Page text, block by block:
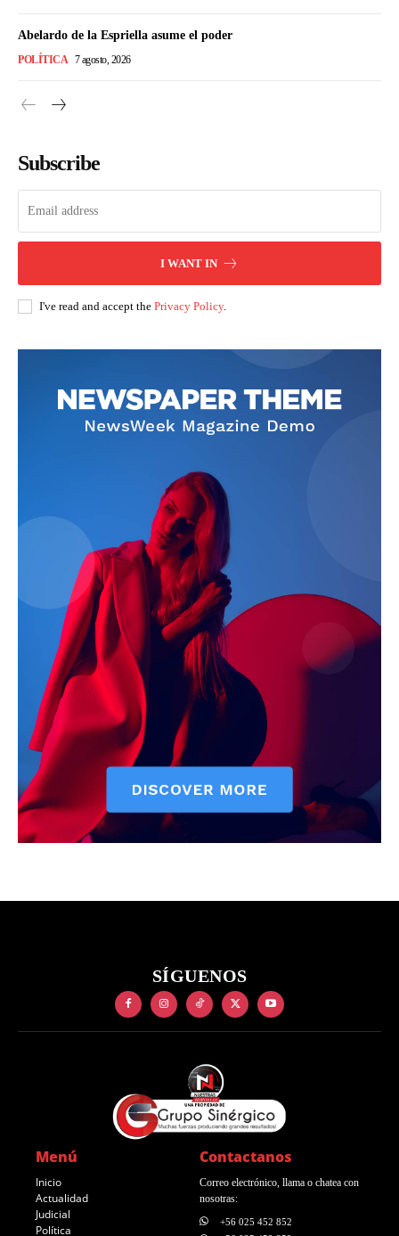
Abelardo de la Espriella asume el poder
POLÍTICA 7 agosto, 2026
Subscribe
I WANT IN
I've read and accept the Privacy Policy.
SÍGUENOS
Menú
Inicio
Actualidad
Judicial
Política
Contactanos
Correo electrónico, llama o chatea con
nosotras:
+56 025 452 852